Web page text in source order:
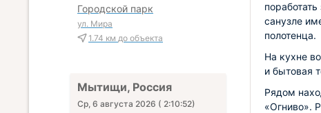
санузле
полотенца.
На кухне
и бытовая
Рядом
«Огниво».
Городской парк
ул. Мира
1.74 км до объекта
Мытищи, Россия
Ср, 6 августа 2026 ( 2:10:53)